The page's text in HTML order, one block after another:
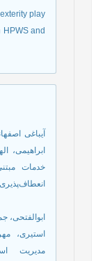
play
and
خدمات
مدیریت